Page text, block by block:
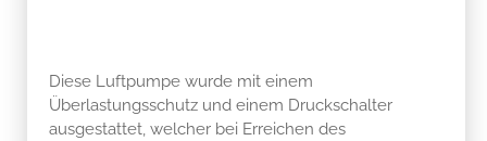
Diese Luftpumpe wurde mit einem
Überlastungsschutz und einem Druckschalter
ausgestattet, welcher bei Erreichen des